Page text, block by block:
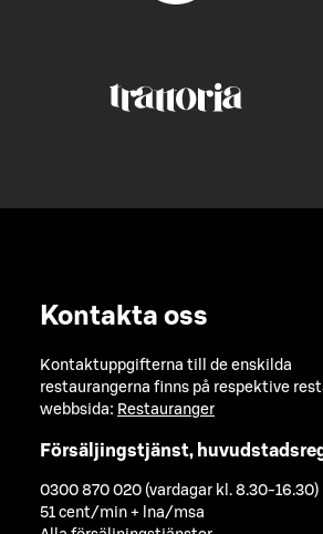
Kontakta oss
Kontaktuppgifterna till de enskilda
restaurangerna finns på respektive
webbsida: Restauranger
Försäljingstjänst,
0300 870 020 (vardagar kl. 8.30-16.30)
51 cent/min + lna/msa